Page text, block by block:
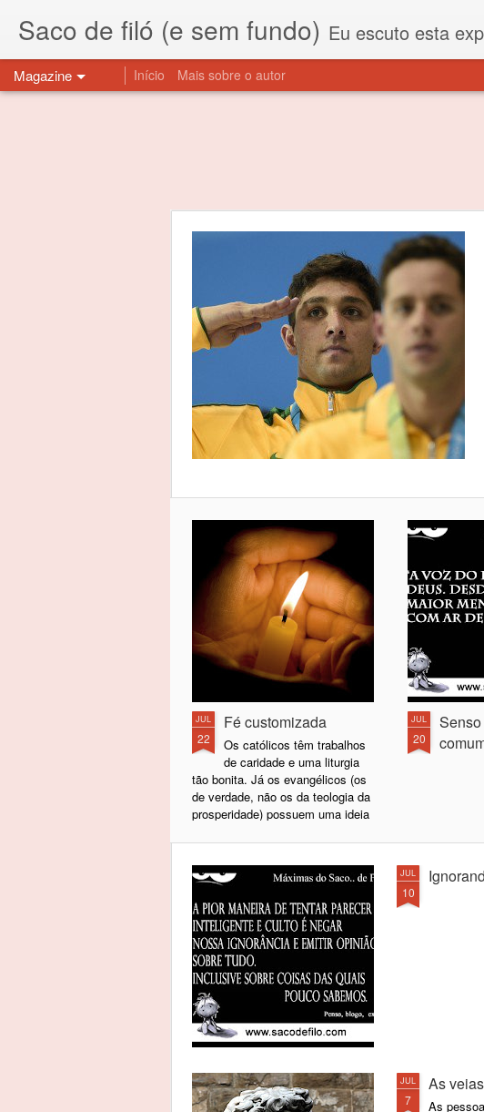
Saco de filó (e sem fundo) Eu escuto esta expressão "saco de filó" desde criança. Para quem
Magazine Início Mais sobre o autor
JUL
22
Fé customizada
Os católicos têm trabalhos
de caridade e uma liturgia
tão bonita. Já os evangélicos (os
de verdade, não os da teologia da
prosperidade) possuem uma ideia
do mal que se aproxima bem do
que eu entendo como
Cristianismo. Pois é. O
Cristianismo me fascina. Os
protestantes me impressionam
por sua coragem de, em um
passado, peitar uma das maiores
instituições da história e
sobreviver. Os judeus me
encantam por seus relatos de
experiências na convivência entre
humanos desde tempo
também é muito interessantes
com as ideias de alma, corpo,
evolução espiritual, a ideia de
JUL
20
JUL
10
JUL
7
As
As